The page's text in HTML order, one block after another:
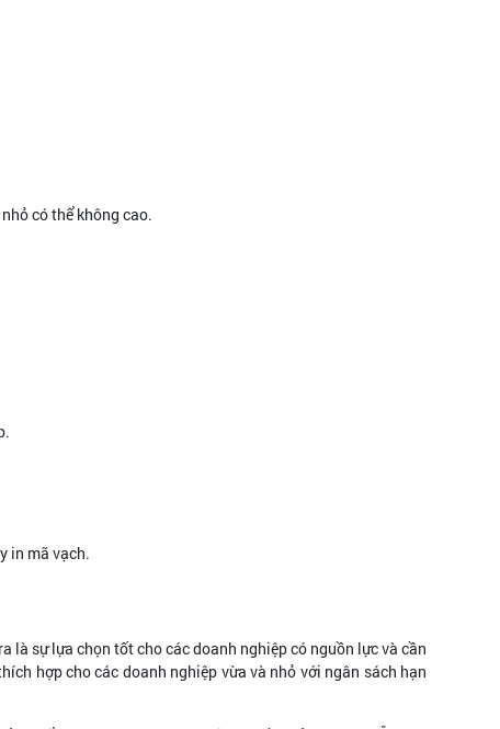
có thể không cao.
in mã vạch.
là sự lựa chọn tốt cho các doanh nghiệp có nguồn lực và cần
hợp cho các doanh nghiệp vừa và nhỏ với ngân sách hạn